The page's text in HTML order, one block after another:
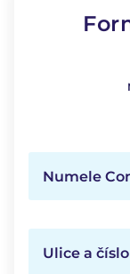
Numele
Ulice a